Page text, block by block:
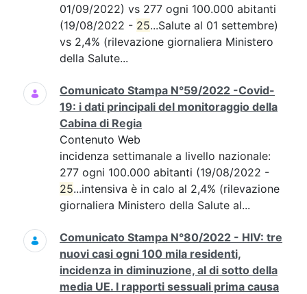
01/09/2022) vs 277 ogni 100.000 abitanti
(19/08/2022 - 25...Salute al 01 settembre)
vs 2,4% (rilevazione giornaliera Ministero
della Salute...
Comunicato Stampa N°59/2022 -Covid-
19: i dati principali del monitoraggio della
Cabina di Regia
Contenuto Web
incidenza settimanale a livello nazionale:
277 ogni 100.000 abitanti (19/08/2022 -
25...intensiva è in calo al 2,4% (rilevazione
giornaliera Ministero della Salute al...
Comunicato Stampa N°80/2022 - HIV: tre
nuovi casi ogni 100 mila residenti,
incidenza in diminuzione, al di sotto della
media UE. I rapporti sessuali prima causa